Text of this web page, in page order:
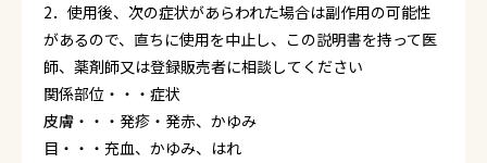
2．使用後、次の症状があらわれた場合は副作用の可能性
があるので、直ちに使用を中止し、この説明書を持って医
師、薬剤師又は登録販売者に相談してください
関係部位・・・症状
皮膚・・・発疹・発赤、かゆみ
目・・・充血、かゆみ、はれ